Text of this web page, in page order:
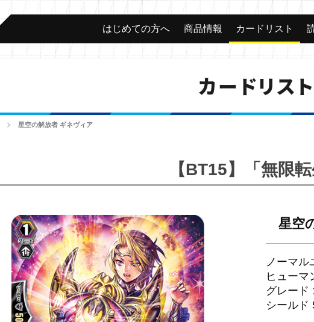
はじめての方へ 商品情報 カードリスト
カードリスト
星空の解放者 ギネヴィア
【BT15】「無限転
星空
ノーマル
ヒューマ
グレード
シールド